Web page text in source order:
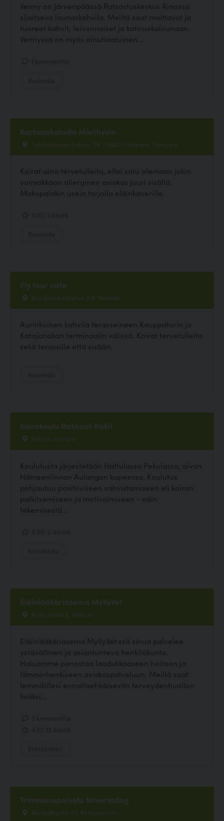
Venny on Järvenpäässä Ratsastuskeskus Ainossa
sijaitseva lounaskahvila. Meiltä saat maittavat ja
tuoreet kahvit, leivonnaiset ja kotiruokalounaan.
Vennyssä on myös ainutlaatuinen...
Kartanokahvila Mielihyvin
Tehdaskartanonkatu 38, 33400 Tampere, Tampere
Koirat aina tervetulleita, ellei satu olemaan jokin
voimakkaan allerginen asiakas juuri sisällä.
Makupalakin usein tarjolla eläinkaverille.
Fly tour cafe
Katajanokanlaituri 2 B, Helsinki
Aurinkoinen kahvila terasseineen Kauppatorin ja
Katajanokan terminaalin välissä. Koirat tervetulleita
sekä terassille että sisään.
Koirakoulu Rakkaat Rakit
Pekola, Hattula
Koulutusta järjestetään Hattulassa Pekolassa, aivan
Hämeenlinnan Aulangon kupeessa. Koulutus
pohjautuu positiiviseen vahvistamiseen eli koiran
palkitsemiseen ja motivoimiseen - näin
tekemisestä...
Eläinlääkäriasema MyllyVet
Kiviparintie 2, Helsinki
Eläinlääkäriasema MyllyVet:ssä sinua palvelee
ystävällinen ja asiantunteva henkilökunta.
Haluamme panostaa laadukkaaseen hoitoon ja
lämminhenkiseen asiakaspalveluun. Meiltä saat
lemmikillesi ennaltaehkäisevän terveydenhuollon
lisäksi...
Trimmauspalvelu Noveriadog
Ristikalliontie 24, Kirkkonummi